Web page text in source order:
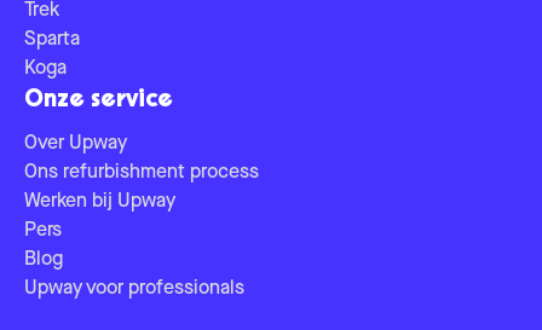
Trek
Sparta
Koga
Onze service
Over Upway
Ons refurbishment process
Werken bij Upway
Pers
Blog
Upway voor professionals